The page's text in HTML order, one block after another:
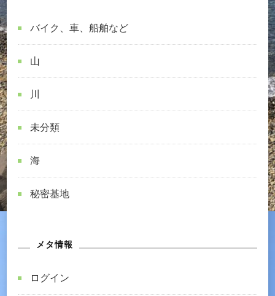
バイク、車、船舶など
山
川
未分類
海
秘密基地
メタ情報
ログイン